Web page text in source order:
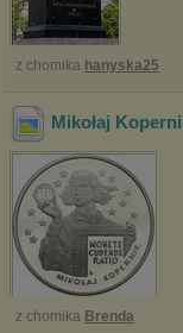
z chomika hanyska25
Mikołaj
z chomika Brenda